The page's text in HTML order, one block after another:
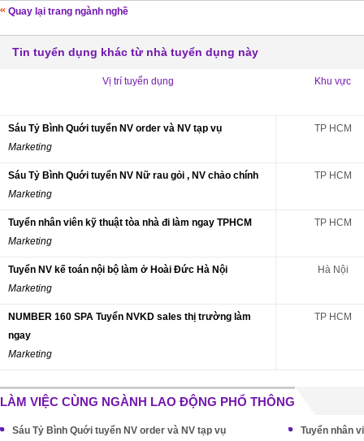
Quay lại trang ngành nghề
Tin tuyển dụng khác từ nhà tuyển dụng này
Vị trí tuyển dụng Khu vực
Sáu Tỷ Bình Quới tuyển NV order và NV tạp vụ
Marketing
TP HCM
Sáu Tỷ Bình Quới tuyển NV Nữ rau gỏi , NV chảo chính
Marketing
TP HCM
Tuyển nhân viên kỹ thuật tòa nhà đi làm ngay TPHCM
Marketing
TP HCM
Tuyển NV kế toán nội bộ làm ở Hoài Đức Hà Nội
Marketing
Hà Nội
NUMBER 160 SPA Tuyển NVKD sales thị trường làm
ngay
Marketing
TP HCM
LÀM VIỆC CÙNG NGÀNH LAO ĐỘNG PHỔ THÔNG
Sáu Tỷ Bình Quới tuyển NV order và NV tạp vụ
Tuyển nhân